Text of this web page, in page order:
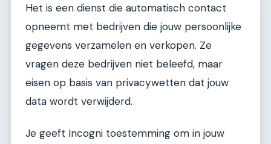
Het is een dienst die automatisch contact
opneemt met bedrijven die jouw persoonlijke
gegevens verzamelen en verkopen. Ze
vragen deze bedrijven niet beleefd, maar
eisen op basis van privacywetten dat jouw
data wordt verwijderd.
Je geeft Incogni toestemming om in jouw